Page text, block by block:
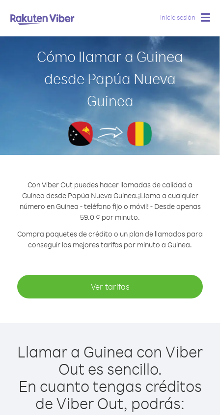
Inicie sesión
Cómo llamar a Guinea
desde Papúa Nueva
Guinea
Con Viber Out puedes hacer llamadas de calidad a
Guinea desde Papúa Nueva Guinea.¡Llama a cualquier
número en Guinea - teléfono fijo o móvil! - Desde apenas
59.0 ¢ por minuto.
Compra paquetes de crédito o un plan de llamadas para
conseguir las mejores tarifas por minuto a Guinea.
Ver tarifas
Llamar a Guinea con Viber
Out es sencillo.
En cuanto tengas créditos
de Viber Out, podrás: